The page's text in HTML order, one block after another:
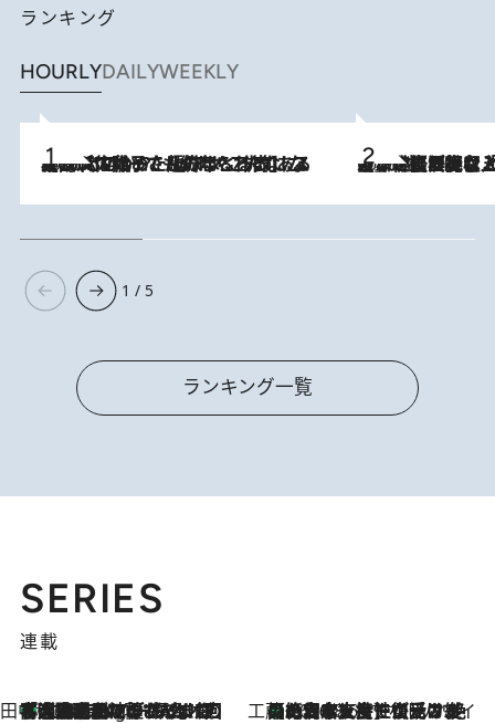
ランキング
HOURLYDAILYWEEKLY
2026.8.5
【阿川佐和子さんの年とる力】なぜ70代で始めた趣味は“こんなに楽しい”のか？ ピアノ、俳句…スランプに陥っても続けられる“ある秘訣”とは 2026.8.5
【なぜ吉沢亮は「気配を消せる」のか？】興行収入208億の『国宝』を経て挑むミュージカル『ディア・エヴァン・ハンセン』。トップ俳優が舞台上でさらけ出した“孤独”とは
1 / 5
ランキング一覧
SERIES
連載
田中稲の勝手に再ブーム
1 Hour Ago
「湘南乃風に憧れて」観客大盛上がりの“タオル回し”に、ラッパー顔負けの高速歌唱まで…さだまさし（74）のアグレッシブすぎる現在地 工藤まやのおもてなしハワイ
2026.8.6
【ハワイ土産】ローカルの絶大な支持で復活！ 絶品の幻クッキー《元ファンの日本人女性が受け継いだ名店》